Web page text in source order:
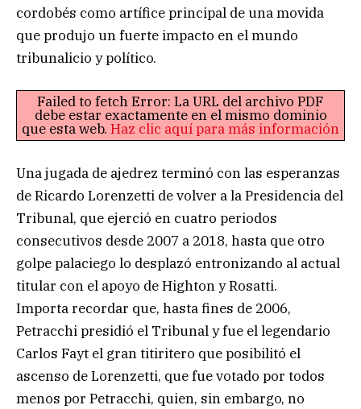
cordobés como artífice principal de una movida
que produjo un fuerte impacto en el mundo
tribunalicio y político.
Failed to fetch Error: La URL del archivo PDF
debe estar exactamente en el mismo dominio
que esta web. Haz clic aquí para más información
Una jugada de ajedrez terminó con las esperanzas
de Ricardo Lorenzetti de volver a la Presidencia del
Tribunal, que ejerció en cuatro periodos
consecutivos desde 2007 a 2018, hasta que otro
golpe palaciego lo desplazó entronizando al actual
titular con el apoyo de Highton y Rosatti.
Importa recordar que, hasta fines de 2006,
Petracchi presidió el Tribunal y fue el legendario
Carlos Fayt el gran titiritero que posibilitó el
ascenso de Lorenzetti, que fue votado por todos
menos por Petracchi, quien, sin embargo, no